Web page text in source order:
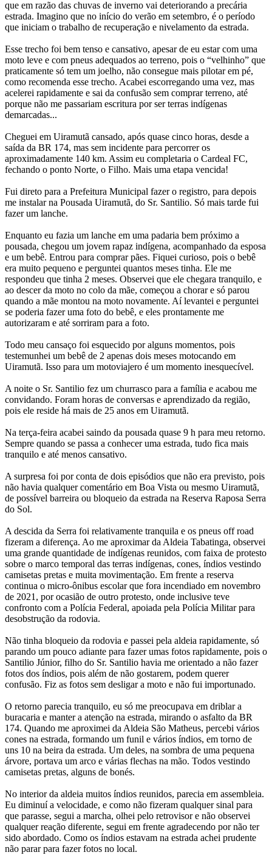
que em razão das chuvas de inverno vai deteriorando a precária
estrada. Imagino que no início do verão em setembro, é o período
que iniciam o trabalho de recuperação e nivelamento da estrada.
Esse trecho foi bem tenso e cansativo, apesar de eu estar com uma
moto leve e com pneus adequados ao terreno, pois o “velhinho” que
praticamente só tem um joelho, não consegue mais pilotar em pé,
como recomenda esse trecho. Acabei escorregando uma vez, mas
acelerei rapidamente e sai da confusão sem comprar terreno, até
porque não me passariam escritura por ser terras indígenas
demarcadas...
Cheguei em Uiramutã cansado, após quase cinco horas, desde a
saída da BR 174, mas sem incidente para percorrer os
aproximadamente 140 km. Assim eu completaria o Cardeal FC,
fechando o ponto Norte, o Filho. Mais uma etapa vencida!
Fui direto para a Prefeitura Municipal fazer o registro, para depois
me instalar na Pousada Uiramutã, do Sr. Santilio. Só mais tarde fui
fazer um lanche.
Enquanto eu fazia um lanche em uma padaria bem próximo a
pousada, chegou um jovem rapaz indígena, acompanhado da esposa
e um bebê. Entrou para comprar pães. Fiquei curioso, pois o bebê
era muito pequeno e perguntei quantos meses tinha. Ele me
respondeu que tinha 2 meses. Observei que ele chegara tranquilo, e
ao descer da moto no colo da mãe, começou a chorar e só parou
quando a mãe montou na moto novamente. Aí levantei e perguntei
se poderia fazer uma foto do bebê, e eles prontamente me
autorizaram e até sorriram para a foto.
Todo meu cansaço foi esquecido por alguns momentos, pois
testemunhei um bebê de 2 apenas dois meses motocando em
Uiramutã. Isso para um motoviajero é um momento inesquecível.
A noite o Sr. Santilio fez um churrasco para a família e acabou me
convidando. Foram horas de conversas e aprendizado da região,
pois ele reside há mais de 25 anos em Uiramutã.
Na terça-feira acabei saindo da pousada quase 9 h para meu retorno.
Sempre quando se passa a conhecer uma estrada, tudo fica mais
tranquilo e até menos cansativo.
A surpresa foi por conta de dois episódios que não era previsto, pois
não havia qualquer comentário em Boa Vista ou mesmo Uiramutã,
de possível barreira ou bloqueio da estrada na Reserva Raposa Serra
do Sol.
A descida da Serra foi relativamente tranquila e os pneus off road
fizeram a diferença. Ao me aproximar da Aldeia Tabatinga, observei
uma grande quantidade de indígenas reunidos, com faixa de protesto
sobre o marco temporal das terras indígenas, cones, índios vestindo
camisetas pretas e muita movimentação. Em frente a reserva
continua o micro-ônibus escolar que fora incendiado em novembro
de 2021, por ocasião de outro protesto, onde inclusive teve
confronto com a Polícia Federal, apoiada pela Polícia Militar para
desobstrução da rodovia.
Não tinha bloqueio da rodovia e passei pela aldeia rapidamente, só
parando um pouco adiante para fazer umas fotos rapidamente, pois o
Santilio Júnior, filho do Sr. Santilio havia me orientado a não fazer
fotos dos índios, pois além de não gostarem, podem querer
confusão. Fiz as fotos sem desligar a moto e não fui importunado.
O retorno parecia tranquilo, eu só me preocupava em driblar a
buracaria e manter a atenção na estrada, mirando o asfalto da BR
174. Quando me aproximei da Aldeia São Matheus, percebi vários
cones na estrada, formando um funil e vários índios, em torno de
uns 10 na beira da estrada. Um deles, na sombra de uma pequena
árvore, portava um arco e várias flechas na mão. Todos vestindo
camisetas pretas, alguns de bonés.
No interior da aldeia muitos índios reunidos, parecia em assembleia.
Eu diminuí a velocidade, e como não fizeram qualquer sinal para
que parasse, segui a marcha, olhei pelo retrovisor e não observei
qualquer reação diferente, segui em frente agradecendo por não ter
sido abordado. Como os índios estavam na estrada achei prudente
não parar para fazer fotos no local.